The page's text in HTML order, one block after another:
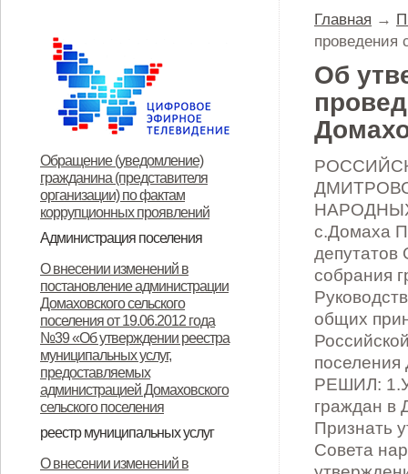
Обращение (уведомление)
гражданина (представителя
организации) по фактам
коррупционных проявлений
Администрация поселения
Структура и прием граждан
О внесении изменений в
постановление администрации
Домаховского сельского
поселения от 19.06.2012 года
№39 «Об утверждении реестра
муниципальных услуг,
предоставляемых
администрацией Домаховского
сельского поселения
реестр муниципальных услуг
Реестр муниципальных услуг,
Об утверждении реестра
Об утверждении Положения о
О внесении изменений в
Главная →
проведения
Об
с.Домаха
депутатов
собрания
общих
поселения
РЕШИЛ:
граждан в
Признать
Совета